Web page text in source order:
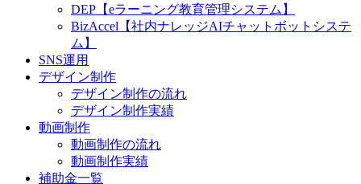
DEP【eラーニング教育管理システム】
BizAccel【社内ナレッジAIチャットボットシステ
ム】
SNS運用
デザイン制作
デザイン制作の流れ
デザイン制作実績
動画制作
動画制作の流れ
動画制作実績
補助金一覧